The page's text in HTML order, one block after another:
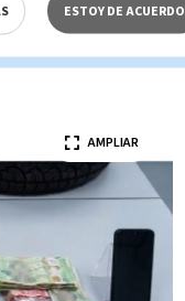
por las
AMPLIAR
ESTOY DE ACUERDO